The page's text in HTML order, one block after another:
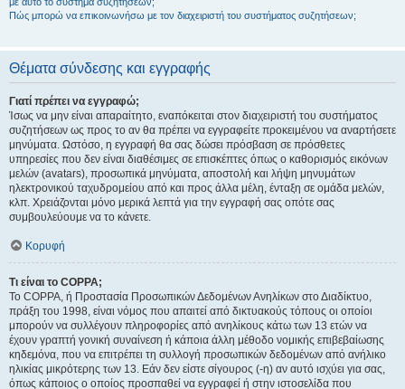
Πώς μπορώ να επικοινωνήσω με τον διαχειριστή του συστήματος συζητήσεων;
Θέματα σύνδεσης και εγγραφής
Γιατί πρέπει να εγγραφώ;
Ίσως να μην είναι απαραίτητο, εναπόκειται στον διαχειριστή του συστήματος
συζητήσεων ως προς το αν θα πρέπει να εγγραφείτε προκειμένου να αναρτήσετε
μηνύματα. Ωστόσο, η εγγραφή θα σας δώσει πρόσβαση σε πρόσθετες
υπηρεσίες που δεν είναι διαθέσιμες σε επισκέπτες όπως ο καθορισμός εικόνων
μελών (avatars), προσωπικά μηνύματα, αποστολή και λήψη μηνυμάτων
ηλεκτρονικού ταχυδρομείου από και προς άλλα μέλη, ένταξη σε ομάδα μελών,
κλπ. Χρειάζονται μόνο μερικά λεπτά για την εγγραφή σας οπότε σας
συμβουλεύουμε να το κάνετε.
Κορυφή
Τι είναι το COPPA;
Το COPPA, ή Προστασία Προσωπικών Δεδομένων Ανηλίκων στο Διαδίκτυο,
πράξη του 1998, είναι νόμος που απαιτεί από δικτυακούς τόπους οι οποίοι
μπορούν να συλλέγουν πληροφορίες από ανηλίκους κάτω των 13 ετών να
έχουν γραπτή γονική συναίνεση ή κάποια άλλη μέθοδο νομικής επιβεβαίωσης
κηδεμόνα, που να επιτρέπει τη συλλογή προσωπικών δεδομένων από ανήλικο
ηλικίας μικρότερης των 13. Εάν δεν είστε σίγουρος (-η) αν αυτό ισχύει για σας,
όπως κάποιος ο οποίος προσπαθεί να εγγραφεί ή στην ιστοσελίδα που